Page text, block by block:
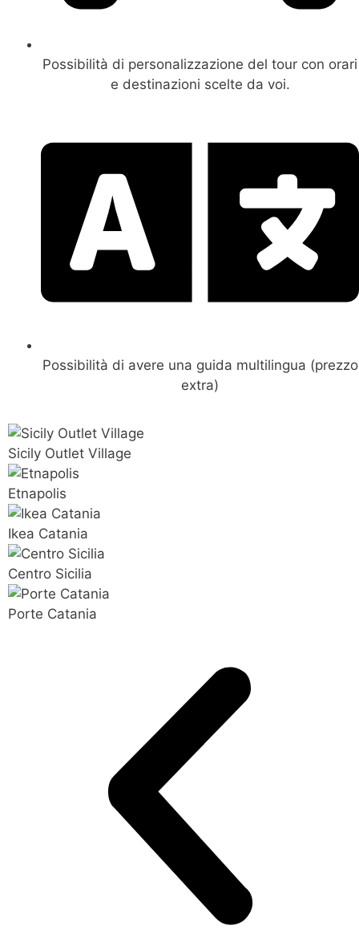
Possibilità di personalizzazione del tour con orari
e destinazioni scelte da voi.
Possibilità di avere una guida multilingua (prezzo
extra)
Sicily Outlet Village
Etnapolis
Ikea Catania
Centro Sicilia
Porte Catania